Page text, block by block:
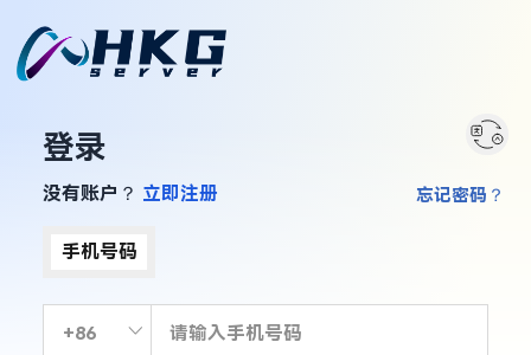
登录
没有账户？ 立即注册
手机号码
忘记密码？